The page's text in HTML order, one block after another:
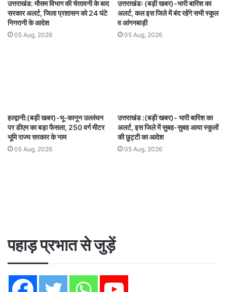
उत्तराखंड: मौसम विभाग की चेतावनी के बाद
सरकार अलर्ट, जिला प्रशासन को 24 घंटे
निगरानी के आदेश
05 Aug, 2026
उत्तराखंडः (बड़ी खबर)-भारी बारिश का
अलर्ट, कल इस जिले में बंद रहेंगे सभी स्कूल
व आंगनबाड़ी
05 Aug, 2026
हल्द्वानी:(बड़ी खबर)-भू-कानून उल्लंघन
पर डीएम का बड़ा फैसला, 250 वर्ग मीटर
भूमि राज्य सरकार के नाम
05 Aug, 2026
उत्तराखंड :(बड़ी खबर)- भारी बारिश का
अलर्ट, इस जिले में सुबह-सुबह आया स्कूलों
की छुट्टी का आदेश
05 Aug, 2026
पहाड़ प्रभात से जुड़ें